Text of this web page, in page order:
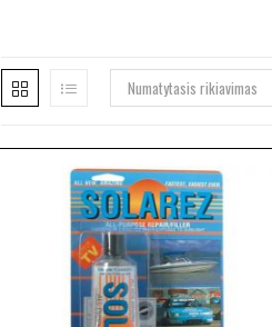
Numatytasis rikiavimas